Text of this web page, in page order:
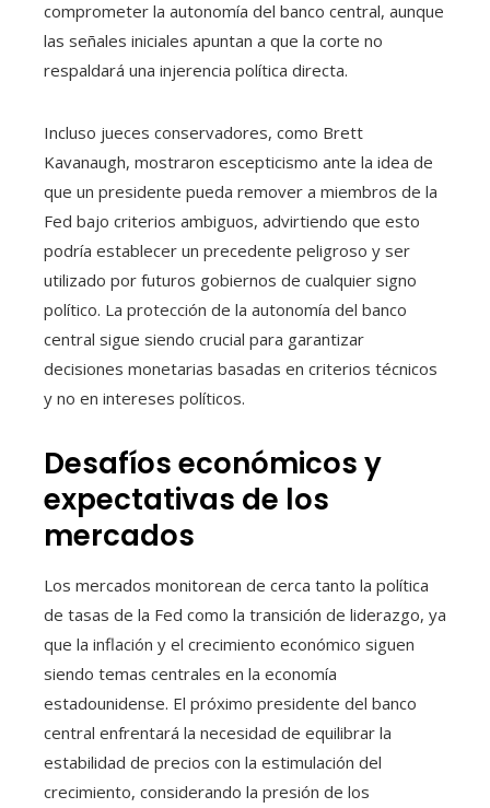
comprometer la autonomía del banco central, aunque
las señales iniciales apuntan a que la corte no
respaldará una injerencia política directa.
Incluso jueces conservadores, como Brett
Kavanaugh, mostraron escepticismo ante la idea de
que un presidente pueda remover a miembros de la
Fed bajo criterios ambiguos, advirtiendo que esto
podría establecer un precedente peligroso y ser
utilizado por futuros gobiernos de cualquier signo
político. La protección de la autonomía del banco
central sigue siendo crucial para garantizar
decisiones monetarias basadas en criterios técnicos
y no en intereses políticos.
Desafíos económicos y
expectativas de los
mercados
Los mercados monitorean de cerca tanto la política
de tasas de la Fed como la transición de liderazgo, ya
que la inflación y el crecimiento económico siguen
siendo temas centrales en la economía
estadounidense. El próximo presidente del banco
central enfrentará la necesidad de equilibrar la
estabilidad de precios con la estimulación del
crecimiento, considerando la presión de los